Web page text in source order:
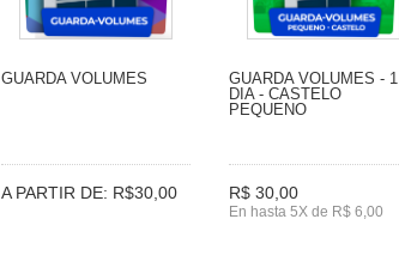
GUARDA VOLUMES
A PARTIR DE: R$30,00
GUARDA VOLUMES - 1
DIA - CASTELO
PEQUENO
R$ 30,00
En hasta 5X de R$ 6,00